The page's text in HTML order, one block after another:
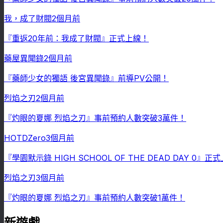
我，成了財閥2個月前
『重返20年前：我成了財閥』正式上線！
藥屋異聞錄2個月前
『藥師少女的獨語 後宮異聞錄』前導PV公開！
烈焰之刃2個月前
『灼眼的夏娜 烈焰之刃』事前預約人數突破3萬件！
HOTDZero3個月前
『學園默示錄 HIGH SCHOOL OF THE DEAD DAY 0』正式
烈焰之刃3個月前
『灼眼的夏娜 烈焰之刃』事前預約人數突破1萬件！